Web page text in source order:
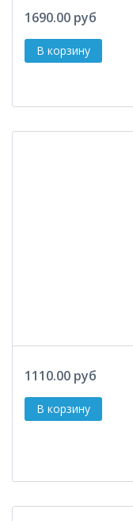
1690.00 руб
1110.00 руб